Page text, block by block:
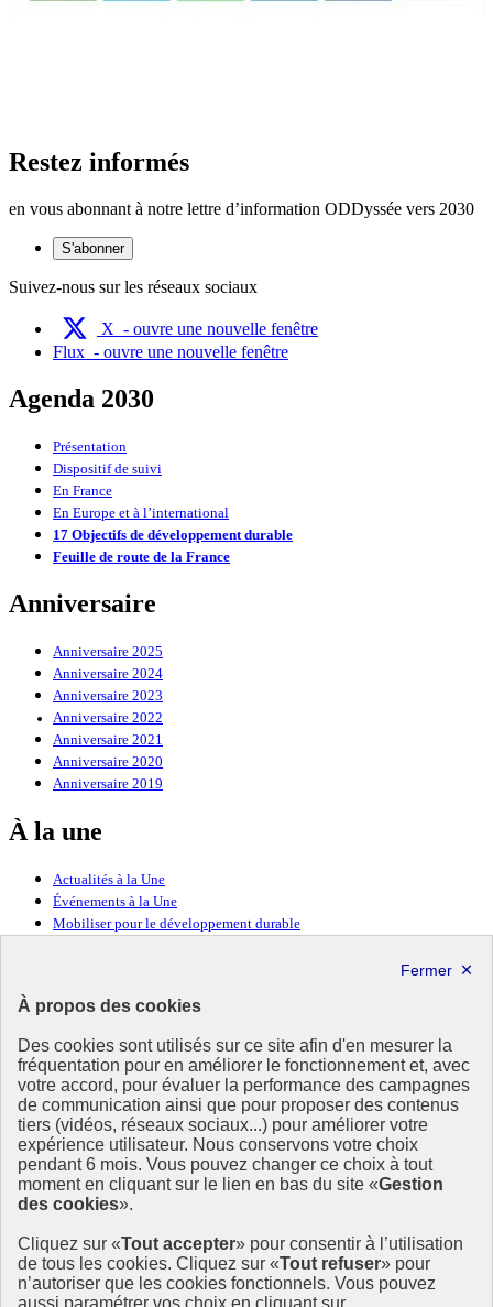
À propos des cookies
Des cookies sont utilisés sur ce site afin d'en mesurer la
fréquentation pour en améliorer le fonctionnement et, avec
votre accord, pour évaluer la performance des campagnes
de communication ainsi que pour proposer des contenus
tiers (vidéos, réseaux sociaux...) pour améliorer votre
expérience utilisateur. Nous conservons votre choix
pendant 6 mois. Vous pouvez changer ce choix à tout
moment en cliquant sur le lien en bas du site «Gestion
des cookies».
Cliquez sur «Tout accepter» pour consentir à l’utilisation
de tous les cookies. Cliquez sur «Tout refuser» pour
n’autoriser que les cookies fonctionnels. Vous pouvez
aussi paramétrer vos choix en cliquant sur
Restez informés
en vous abonnant à notre lettre d’information ODDyssée vers 2030
S'abonner
Suivez-nous sur les réseaux sociaux
X - ouvre une nouvelle fenêtre
Flux - ouvre une nouvelle fenêtre
Agenda 2030
Présentation
Dispositif de suivi
En France
En Europe et à l’international
17 Objectifs de développement durable
Feuille de route de la France
Anniversaire
Anniversaire 2025
Anniversaire 2024
Anniversaire 2023
Anniversaire 2022
Anniversaire 2021
Anniversaire 2020
Anniversaire 2019
À la une
Actualités à la Une
Événements à la Une
Mobiliser pour le développement durable
Ressources
Ressources
La Méth’ODD
Gouvernement
Ce site propose l’information de référence concernant l’Agenda
2030 et la feuille de route de la France. Il valorise la mobilisation de
tous les acteurs.
info.gouv.fr- ouvre une nouvelle fenêtre
service-public.fr - ouvre une nouvelle fenêtre
legifrance.gouv.fr- ouvre une nouvelle fenêtre
data.gouv.fr- ouvre une nouvelle fenêtre